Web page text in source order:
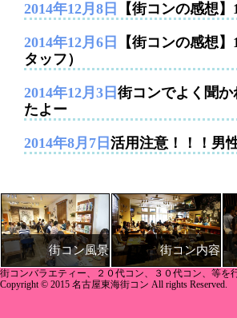
2014年12月8日 【街コンの感想
2014年12月6日
【街コンの感想
タッフ）
2014年12月3日 街コンでよく聞
たよー
2014年8月7日 活用注意！！！男
街コン風景 街コン内容
街コンバラエティー、２０代コン、３０代コン、等を
Copyright © 2015 名古屋東海街コン All rights Reserved.